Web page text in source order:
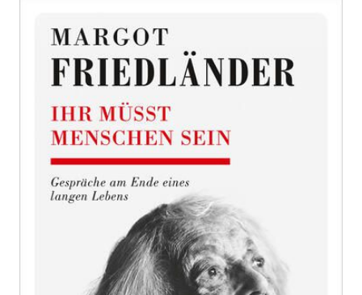
Ihr müsst Menschen sein
Zur Wunschliste hinzufügen
Gespräche am Ende eines langen Lebens
Margot Friedländer
Verlag: Kampa Verlag 22.04.2026
128 Seiten
Hardcover
ISBN: 978-3-31114063-
4